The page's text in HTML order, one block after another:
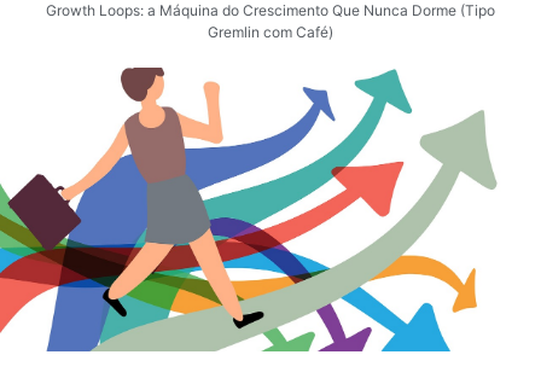
Growth Loops: a Máquina do Crescimento Que Nunca Dorme (Tipo
Gremlin com Café)